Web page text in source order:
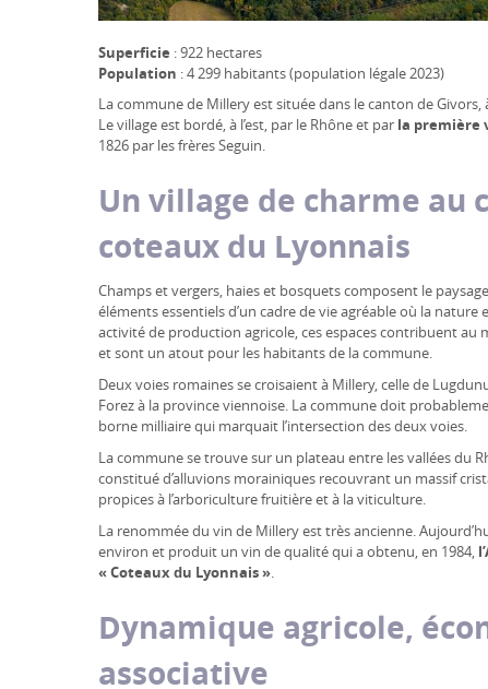
Superficie : 922 hectares
Population : 4 299 habitants (population légale 2023)
La commune de Millery est située dans le canton de Givors,
Le village est bordé, à l’est, par le Rhône et par la première
1826 par les frères Seguin.
Un village de charme au
coteaux du Lyonnais
Champs et vergers, haies et bosquets composent le
éléments essentiels d’un cadre de vie agréable où la
activité de production agricole, ces espaces contribuent au
et sont un atout pour les habitants de la commune.
Deux voies romaines se croisaient à Millery, celle de
Forez à la province viennoise. La commune doit
borne milliaire qui marquait l’intersection des deux voies.
La commune se trouve sur un plateau entre les vallées du
constitué d’alluvions morainiques recouvrant un massif
propices à l’arboriculture fruitière et à la viticulture.
La renommée du vin de Millery est très ancienne.
environ et produit un vin de qualité qui a obtenu, en 1984,
« Coteaux du Lyonnais ».
Dynamique agricole,
associative